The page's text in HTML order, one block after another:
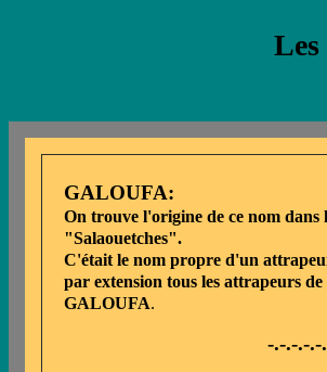
GALOUFA:
On trouve l'origine de ce nom
"Salaouetches".
C'était le nom propre d'un
par extension tous les attrapeurs
GALOUFA.
-.-.-.-.-